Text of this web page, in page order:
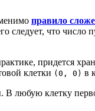
правило
следует, что
придется
клетки (0, 0) в
любую клетку